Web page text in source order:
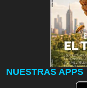
NUESTRAS APPS